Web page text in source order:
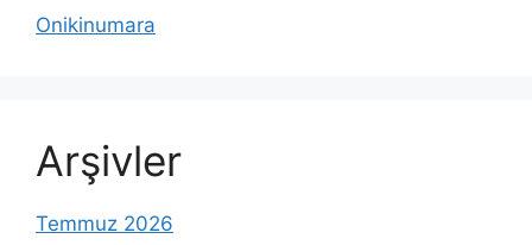
Onikinumara
Arşivler
Temmuz 2026